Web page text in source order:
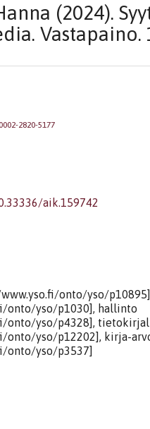
(2024).
Vastapaino.
2820-5177
aik.159742
onto/yso/
onto/yso/p1030], hallinto
onto/yso/p4328],
onto/yso/p12202], kirja-
onto/yso/p3537]